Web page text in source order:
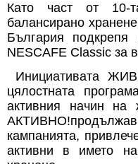
Като част от 10-
балансирано
България
NESCAFЕ Classic за
Инициативата
цялостната
активния начин
кампанията,
активни в името